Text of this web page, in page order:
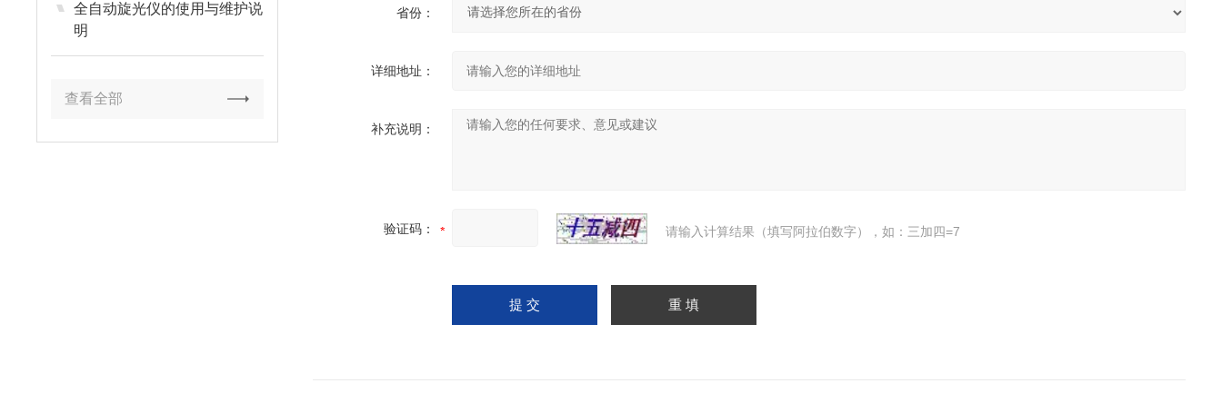
全自动旋光仪的使用与维护说
明
查看全部
省份：
详细地址：
补充说明：
验证码： 请输入计算结果（填写阿拉伯数字），如：三加四=7